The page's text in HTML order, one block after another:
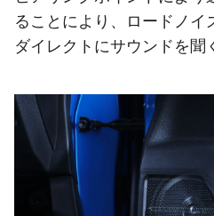
ることにより、ロードノイ
ダイレクトにサウンドを聞